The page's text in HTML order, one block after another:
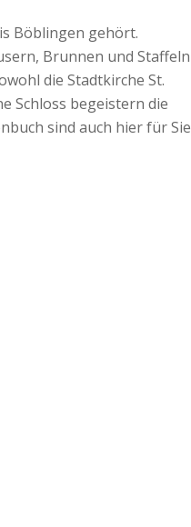
Böblingen gehört.
Brunnen und Staffeln
die Stadtkirche St.
Schloss begeistern die
sind auch hier für Sie